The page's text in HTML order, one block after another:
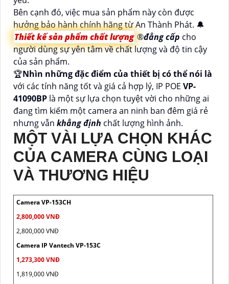
Bên cạnh đó, việc mua sản phẩm này còn được
hưởng bảo hành chính hãng từ An Thành Phát. 🔔
Thiết kế sản phẩm chất lượng ®️đẳng cấp cho
người dùng sự yên tâm về chất lượng và độ tin cậy
của sản phẩm.
️🏆Nhìn những đặc điểm của thiết bị có thể nói là
với các tính năng tốt và giá cả hợp lý, IP POE VP-
41090BP là một sự lựa chọn tuyệt vời cho những ai
đang tìm kiếm một camera an ninh ban đêm giá rẻ
nhưng vẫn khẳng định chất lượng hình ảnh.
MỘT VÀI LỰA CHỌN KHÁC
CỦA CAMERA CÙNG LOẠI
VÀ THƯƠNG HIỆU
Camera VP-153CH
2,800,000 VNĐ
2,800,000 VNĐ
Camera IP Vantech VP-153C
1,273,300 VNĐ
1,819,000 VNĐ